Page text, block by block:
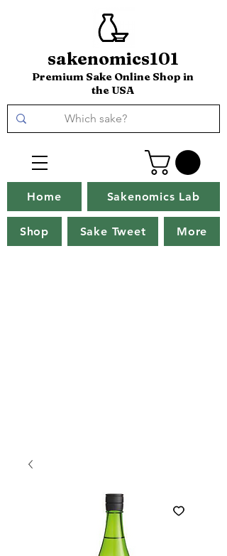
sakenomics101
Premium Sake Online Shop in
the USA
Home Sakenomics Lab
Shop Sake Tweet More